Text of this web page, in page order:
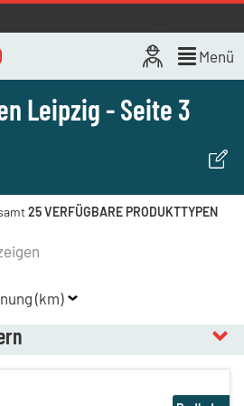
Menü
Leipzig - Seite 3
25 VERFÜGBARE PRODUKTTYPEN
(km)